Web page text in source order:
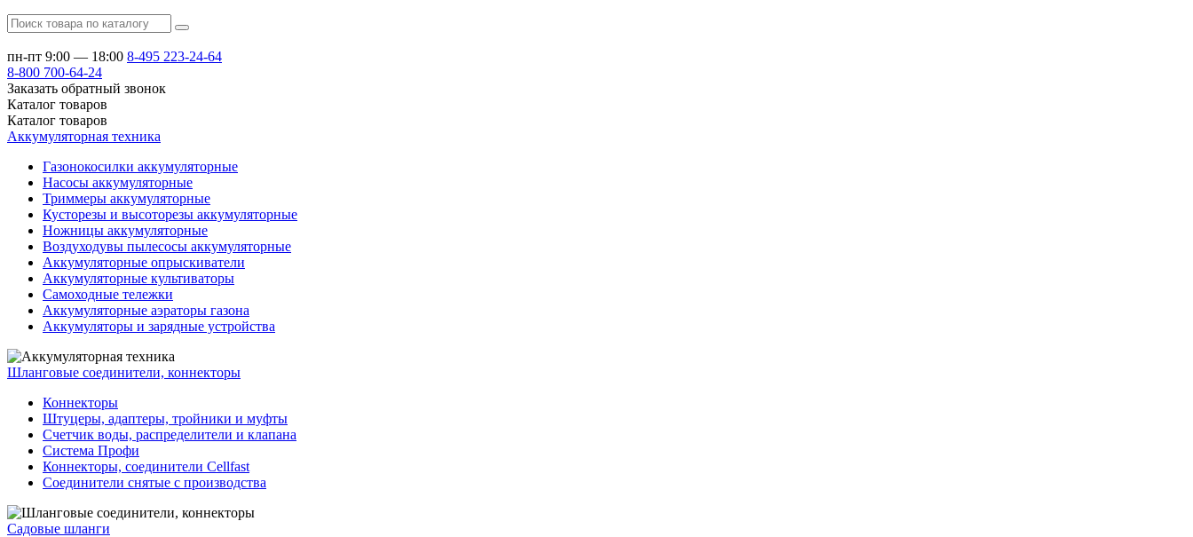
пн-пт 9:00 — 18:00 8-495 223-24-64
8-800 700-64-24
Заказать обратный звонок
Каталог товаров
Каталог товаров
Аккумуляторная техника
Газонокосилки аккумуляторные
Насосы аккумуляторные
Триммеры аккумуляторные
Кусторезы и высоторезы аккумуляторные
Ножницы аккумуляторные
Воздуходувы пылесосы аккумуляторные
Аккумуляторные опрыскиватели
Аккумуляторные культиваторы
Самоходные тележки
Аккумуляторные аэраторы газона
Аккумуляторы и зарядные устройства
Шланговые соединители, коннекторы
Коннекторы
Штуцеры, адаптеры, тройники и муфты
Счетчик воды, распределители и клапана
Система Профи
Коннекторы, соединители Cellfast
Соединители снятые с производства
Садовые шланги